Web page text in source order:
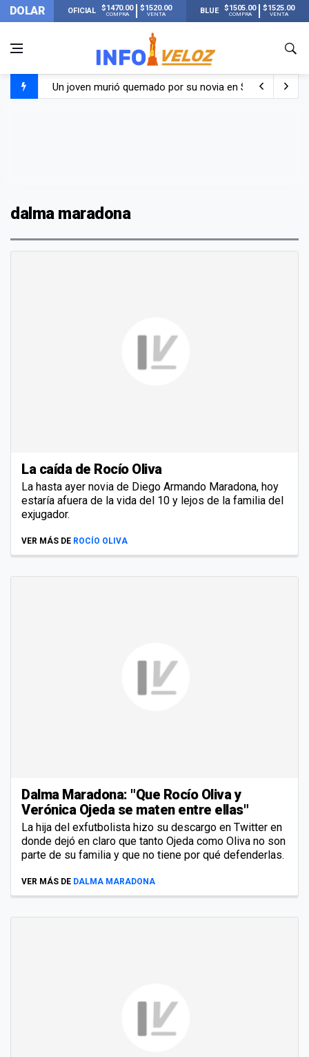
DOLAR OFICIAL $1470.00
COMPRA
$1520.00
VENTA BLUE $1505.00
COMPRA
$1525.00
VENTA
Un joven murió quemado por su novia en San Luis:
dalma maradona
La caída de Rocío Oliva
La hasta ayer novia de Diego Armando Maradona, hoy
estaría afuera de la vida del 10 y lejos de la familia del
exjugador.
VER MÁS DE ROCÍO OLIVA
Dalma Maradona: "Que Rocío Oliva y
Verónica Ojeda se maten entre ellas"
La hija del exfutbolista hizo su descargo en Twitter en
donde dejó en claro que tanto Ojeda como Oliva no son
parte de su familia y que no tiene por qué defenderlas.
VER MÁS DE DALMA MARADONA